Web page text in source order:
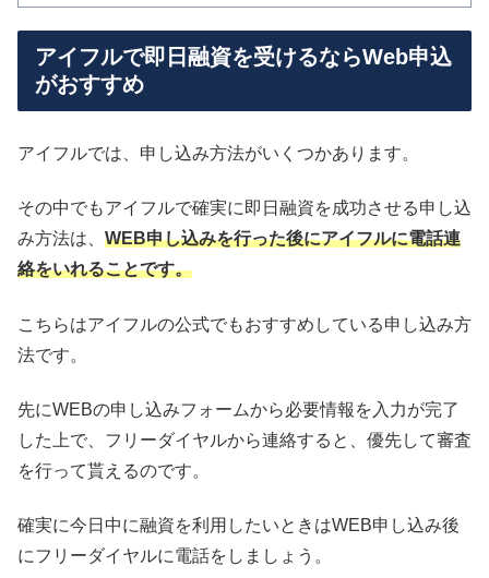
アイフルで即日融資を受けるならWeb申込
がおすすめ
アイフルでは、申し込み方法がいくつかあります。
その中でもアイフルで確実に即日融資を成功させる申し込
み方法は、 WEB申し込みを行った後にアイフルに電話連
絡をいれることです。
こちらはアイフルの公式でもおすすめしている申し込み方
法です。
先にWEBの申し込みフォームから必要情報を入力が完了
した上で、フリーダイヤルから連絡すると、優先して審査
を行って貰えるのです。
確実に今日中に融資を利用したいときはWEB申し込み後
にフリーダイヤルに電話をしましょう。